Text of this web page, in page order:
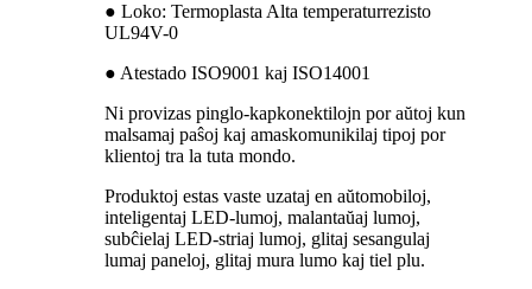
● Loko: Termoplasta Alta temperaturrezisto
UL94V-0
● Atestado ISO9001 kaj ISO14001
Ni provizas pinglo-kapkonektilojn por aŭtoj kun
malsamaj paŝoj kaj amaskomunikilaj tipoj por
klientoj tra la tuta mondo.
Produktoj estas vaste uzataj en aŭtomobiloj,
inteligentaj LED-lumoj, malantaŭaj lumoj,
subĉielaj LED-striaj lumoj, glitaj sesangulaj
lumaj paneloj, glitaj mura lumo kaj tiel plu.